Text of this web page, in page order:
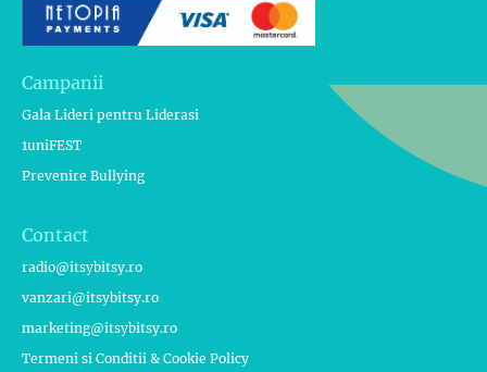
Campanii
Gala Lideri pentru Liderasi
1uniFEST
Prevenire Bullying
Contact
radio@itsybitsy.ro
vanzari@itsybitsy.ro
marketing@itsybitsy.ro
Termeni si Conditii & Cookie Policy